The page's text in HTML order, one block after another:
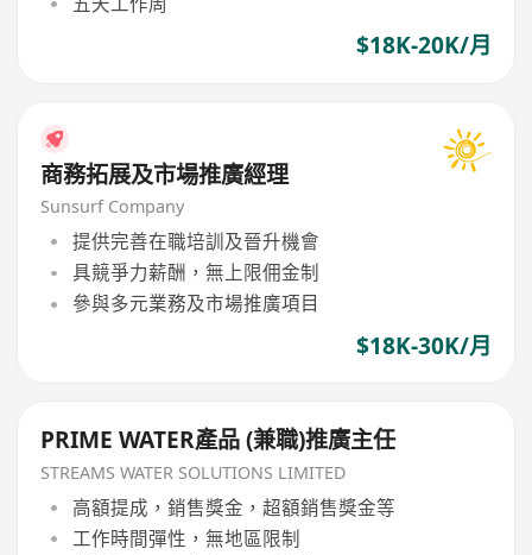
$18K-20K/月
商務拓展及市場推廣經理
Sunsurf Company
提供完善在職培訓及晉升機會
具競爭力薪酬，無上限佣金制
參與多元業務及市場推廣項目
$18K-30K/月
PRIME WATER產品 (兼職)推廣主任
STREAMS WATER SOLUTIONS LIMITED
高額提成，銷售獎金，超額銷售獎金等
工作時間彈性，無地區限制